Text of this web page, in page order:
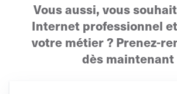
Vous aussi, vous
Internet professionnel
votre métier ? Prenez-
dès maintenant